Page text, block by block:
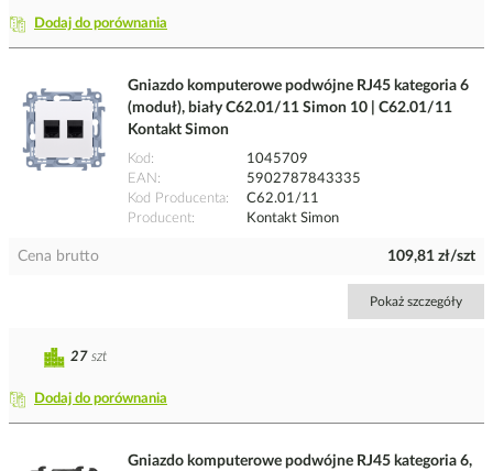
Dodaj do porównania
Gniazdo komputerowe podwójne RJ45 kategoria 6
(moduł), biały C62.01/11 Simon 10 | C62.01/11
Kontakt Simon
Kod
1045709
EAN
5902787843335
Kod Producenta
C62.01/11
Producent
Kontakt Simon
Cena brutto 109,81 zł/szt
Pokaż szczegóły
Dodaj do porównania
27 szt
Gniazdo komputerowe podwójne RJ45 kategoria 6,